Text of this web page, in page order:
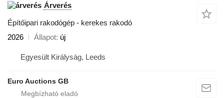
Árverés
Építőipari rakodógép - kerekes rakodó
2026
Állapot új
Egyesült Királyság, Leeds
Euro Auctions GB